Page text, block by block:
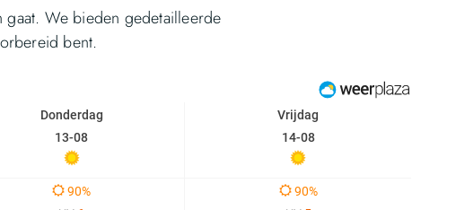
We bieden gedetailleerde
bent.